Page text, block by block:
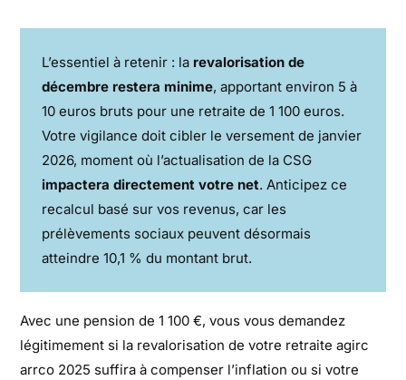
L’essentiel à retenir : la revalorisation de
décembre restera minime, apportant environ 5 à
10 euros bruts pour une retraite de 1 100 euros.
Votre vigilance doit cibler le versement de janvier
2026, moment où l’actualisation de la CSG
impactera directement votre net. Anticipez ce
recalcul basé sur vos revenus, car les
prélèvements sociaux peuvent désormais
atteindre 10,1 % du montant brut.
Avec une pension de 1 100 €, vous vous demandez
légitimement si la revalorisation de votre retraite agirc
arrco 2025 suffira à compenser l’inflation ou si votre